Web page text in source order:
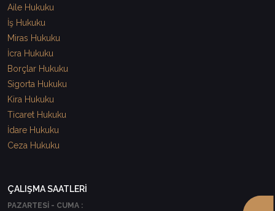
Aile Hukuku
İş Hukuku
Miras Hukuku
İcra Hukuku
Borçlar Hukuku
Sigorta Hukuku
Kira Hukuku
Ticaret Hukuku
İdare Hukuku
Ceza Hukuku
ÇALIŞMA SAATLERİ
PAZARTESİ - CUMA :